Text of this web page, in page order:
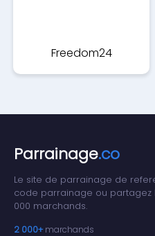
Freedom24
Parrainage.co
Le site de parrainage de
code parrainage ou partagez
000 marchands.
2 000+ marchands